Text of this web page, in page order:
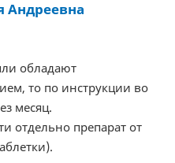
Андреевна
обладают
то по инструкции во
месяц.
отдельно препарат от